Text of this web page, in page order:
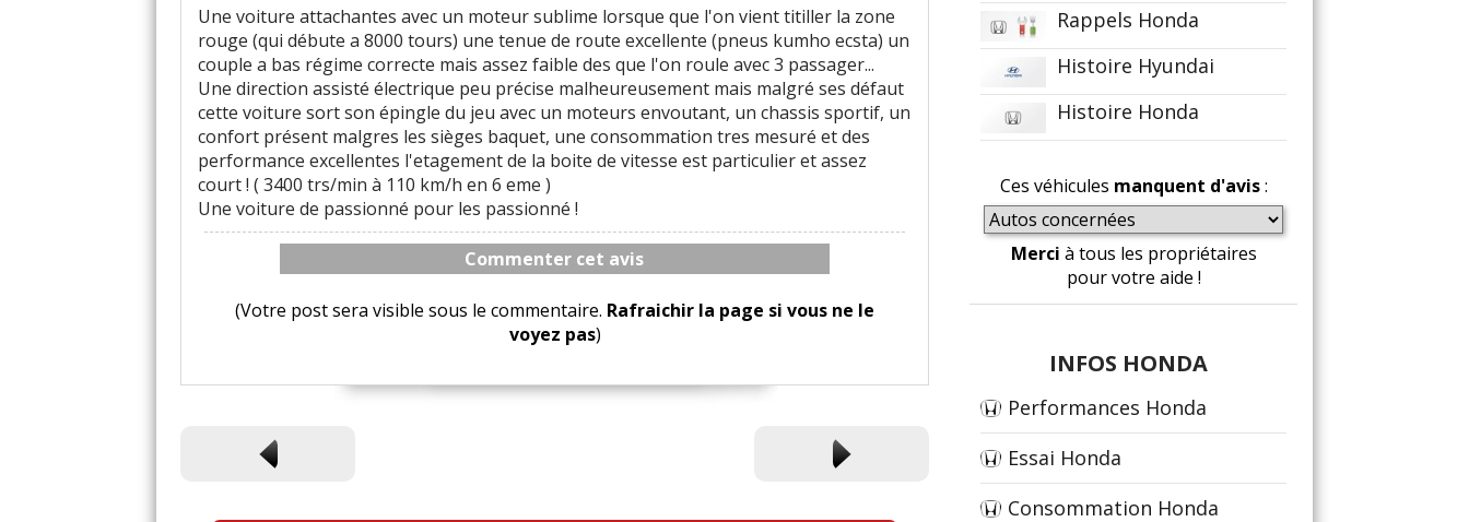
Une voiture attachantes avec un moteur sublime lorsque que l'on vient titiller la zone
rouge (qui débute a 8000 tours) une tenue de route excellente (pneus kumho ecsta) un
couple a bas régime correcte mais assez faible des que l'on roule avec 3 passager...
Une direction assisté électrique peu précise malheureusement mais malgré ses défaut
cette voiture sort son épingle du jeu avec un moteurs envoutant, un chassis sportif, un
confort présent malgres les sièges baquet, une consommation tres mesuré et des
performance excellentes l'etagement de la boite de vitesse est particulier et assez
court ! ( 3400 trs/min à 110 km/h en 6 eme )
Une voiture de passionné pour les passionné !
Commenter cet avis
(Votre post sera visible sous le commentaire. Rafraichir la page si vous ne le
voyez pas)
Rappels Honda
Histoire Hyundai
Histoire Honda
Ces véhicules manquent d'avis:
Merci à tous les propriétaires
pour votre aide !
INFOS HONDA
Performances Honda
Essai Honda
Consommation Honda